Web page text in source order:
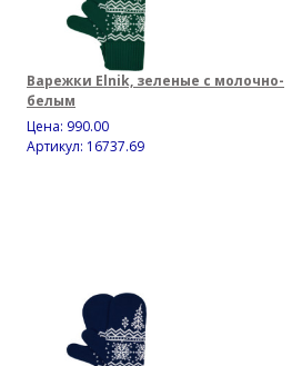
Варежки Elnik, зеленые с молочно-
белым
Цена: 990.00
Артикул: 16737.69